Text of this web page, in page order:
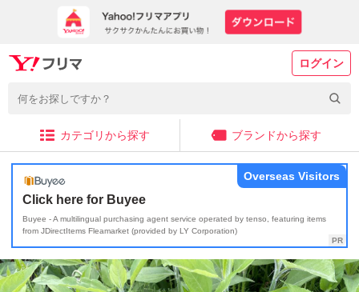
ログイン
カテゴリから探す ブランドから探す
Click here for Buyee
Buyee - A multilingual purchasing agent service operated by tenso, featuring items
from JDirectItems Fleamarket (provided by LY Corporation)
Overseas Visitors